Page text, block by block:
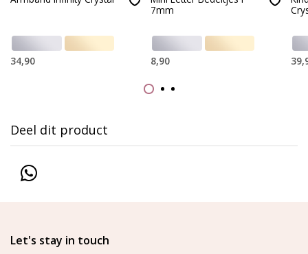
34,90
7mm
8,90
Deel dit product
Let's stay in touch